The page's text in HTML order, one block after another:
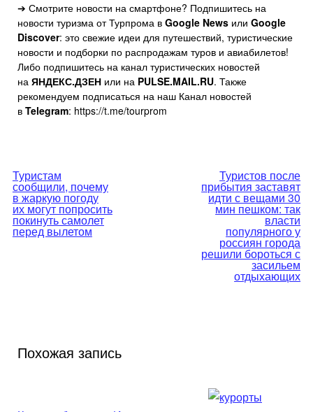
➔ Смотрите новости на смартфоне? Подпишитесь на
новости туризма от Турпрома в Google News или Google
Discover: это свежие идеи для путешествий, туристические
новости и подборки по распродажам туров и авиабилетов!
Либо подпишитесь на канал туристических новостей
на ЯНДЕКС.ДЗЕН или на PULSE.MAIL.RU. Также
рекомендуем подписаться на наш Канал новостей
в Telegram: https://t.me/tourprom
Навигация
по
записям
Туристам
сообщили, почему
в жаркую погоду
их могут попросить
покинуть самолет
перед вылетом
Туристов после
прибытия заставят
идти с вещами 30
мин пешком: так
власти
популярного у
россиян города
решили бороться с
засильем
отдыхающих
Похожая запись